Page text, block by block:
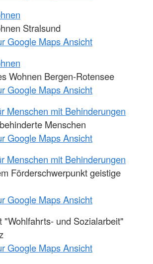
Stralsund
Google Maps Ansicht
Wohnen Bergen-Rotensee
Google Maps Ansicht
Menschen mit Behinderungen
Menschen
Google Maps Ansicht
Menschen mit Behinderungen
Förderschwerpunkt geistige
Google Maps Ansicht
"Wohlfahrts- und Sozialarbeit"
Google Maps Ansicht